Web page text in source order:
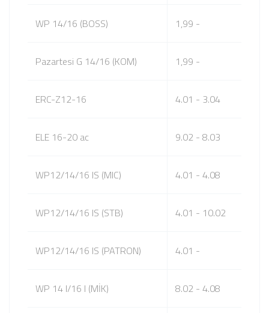
WP 14/16 (BOSS) 1,99 -
Pazartesi G 14/16 (KOM) 1,99 -
ERC-Z12-16 4.01 - 3.04
ELE 16-20 ac 9.02 - 8.03
WP12/14/16 IS (MIC) 4.01 - 4.08
WP12/14/16 IS (STB) 4.01 - 10.02
WP12/14/16 IS (PATRON) 4.01 -
WP 14 I/16 I (MİK) 8.02 - 4.08